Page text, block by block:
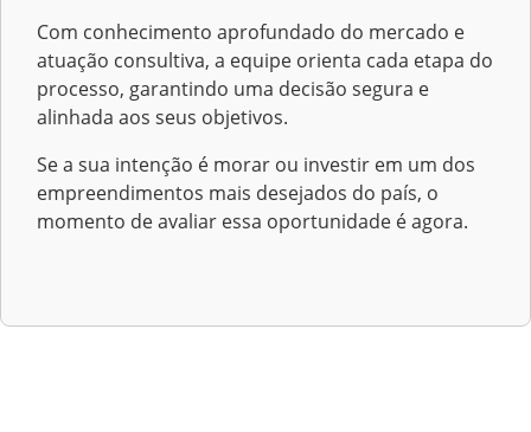
Com conhecimento aprofundado do mercado e
atuação consultiva, a equipe orienta cada etapa do
processo, garantindo uma decisão segura e
alinhada aos seus objetivos.
Se a sua intenção é morar ou investir em um dos
empreendimentos mais desejados do país, o
momento de avaliar essa oportunidade é agora.